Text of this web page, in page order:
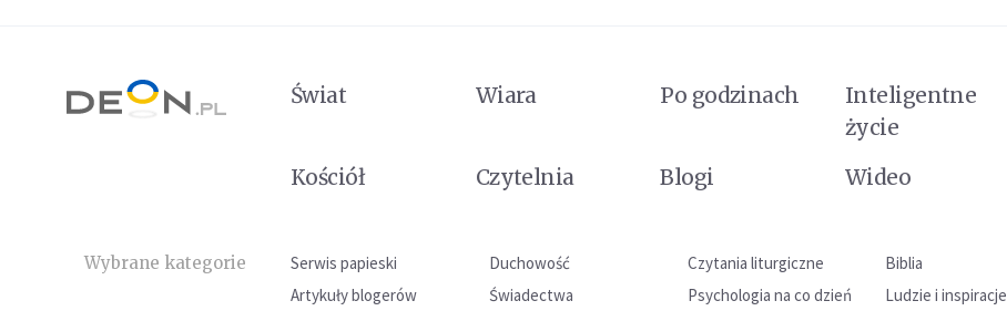
Świat Wiara Po godzinach
Inteligentne
życie
Kościół
Czytelnia Blogi Wideo
Wybrane kategorie Serwis papieski Duchowość Czytania liturgiczne
Biblia
Artykuły blogerów
Świadectwa Psychologia na co dzień Ludzie i inspiracje